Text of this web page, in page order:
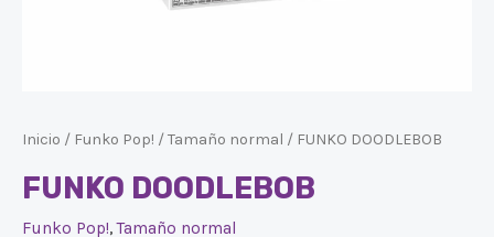
Inicio / Funko Pop! /Tamaño normal / FUNKO DOODLEBOB
FUNKO DOODLEBOB
Funko Pop!,Tamaño normal